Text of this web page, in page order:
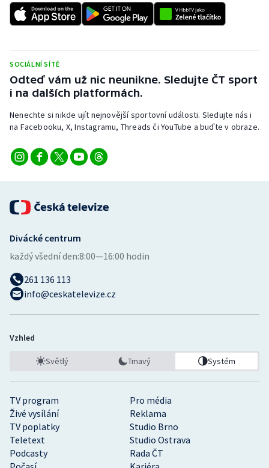
SOCIÁLNÍ SÍTĚ
Odteď vám už nic neunikne. Sledujte ČT sport
i na dalších platformách.
Nenechte si nikde ujít nejnovější sportovní události. Sledujte nás i
na Facebooku, X, Instagramu, Threads či YouTube a buďte v obraze.
TV program
Pro média
Živé vysílání
Reklama
TV poplatky
Studio Brno
Teletext
Studio Ostrava
Podcasty
Rada ČT
Divácké centrum
každý všední den:8:00—16:00 hodin
261 136 113
info@ceskatelevize.cz
Vzhled
Světlý Tmavý Systém